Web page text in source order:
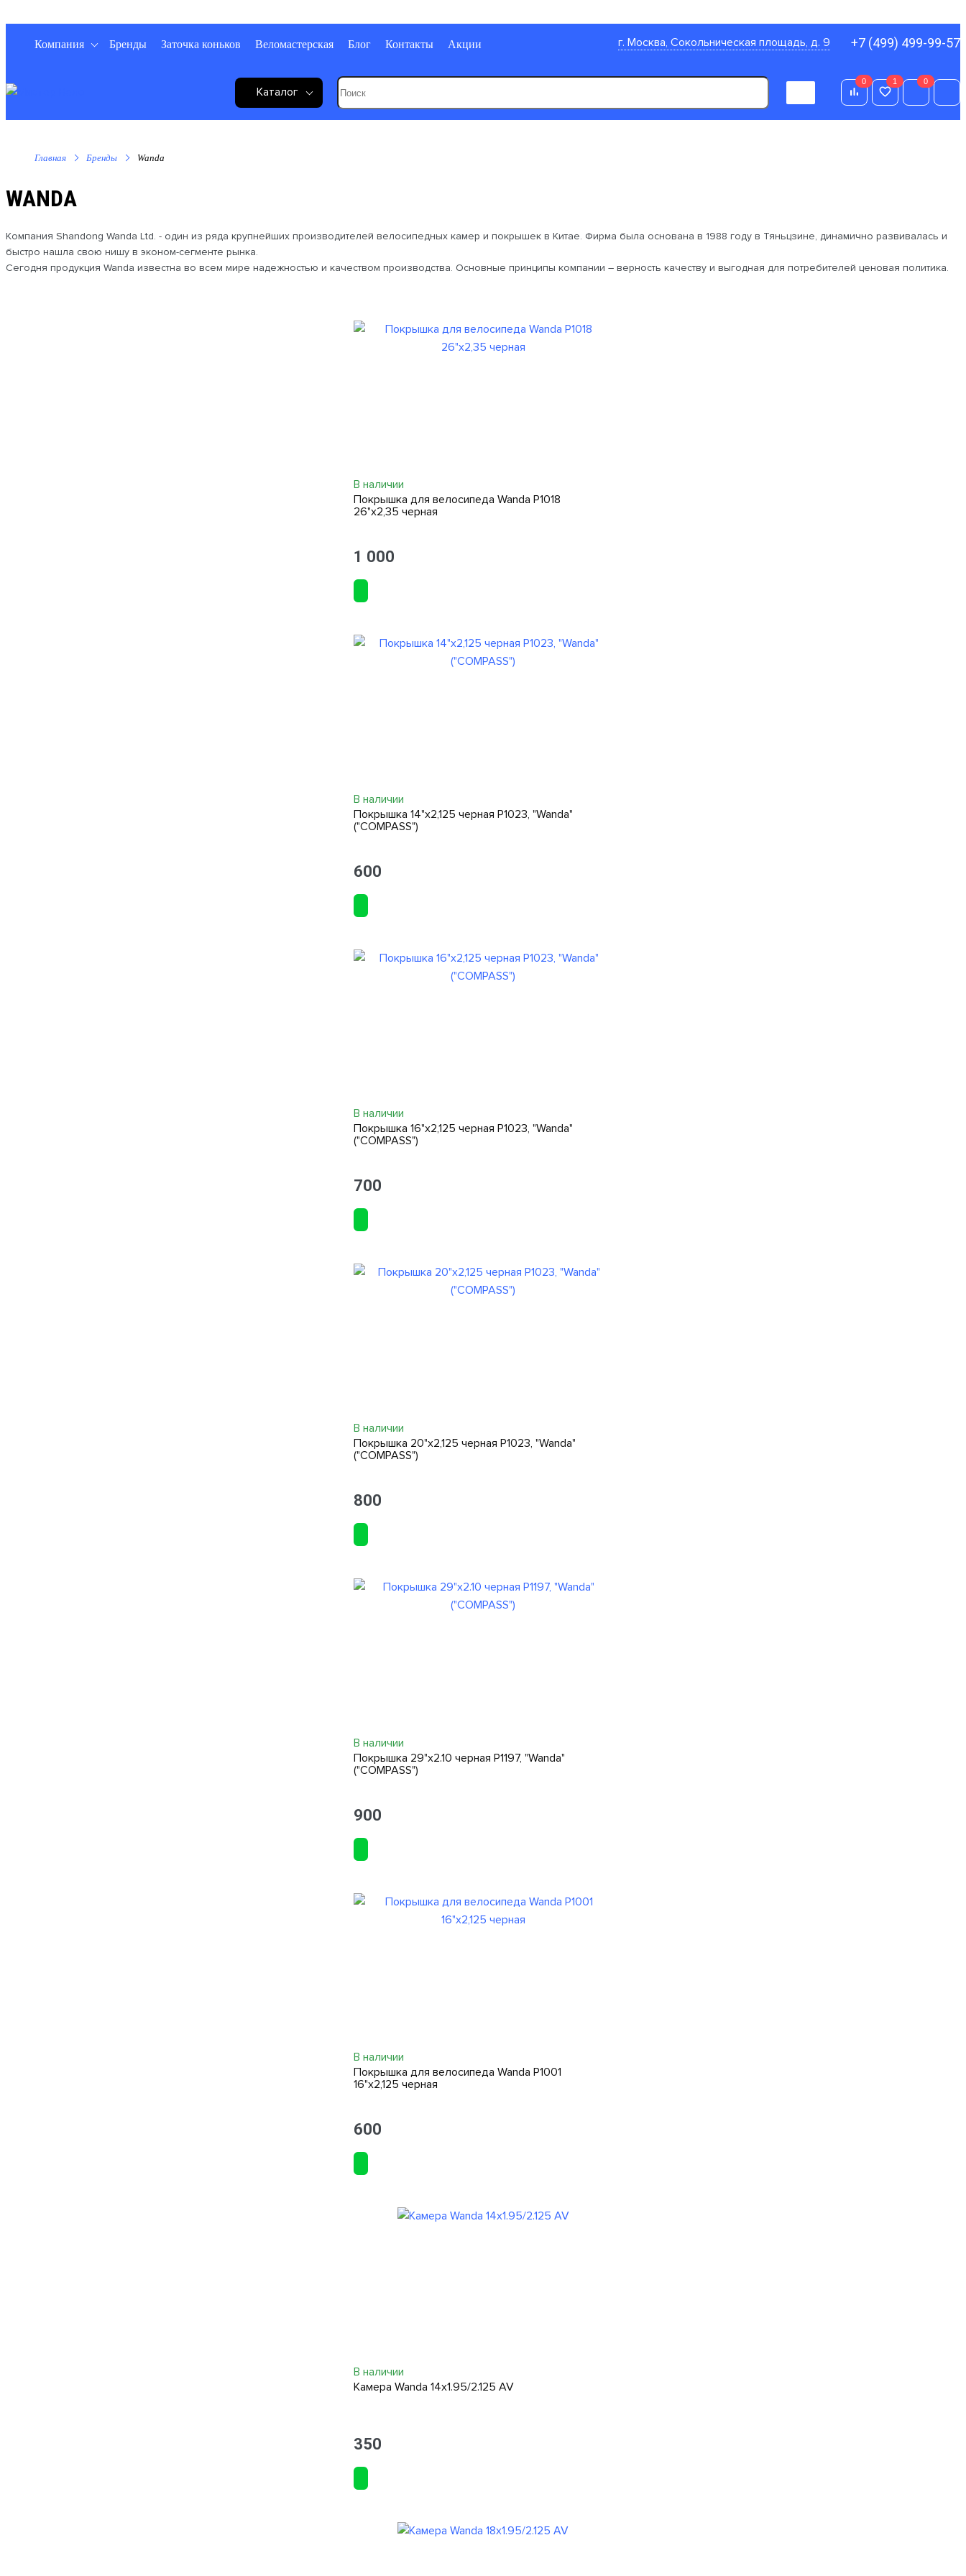
Компания Бренды Заточка коньков Веломастерская Блог Контакты Акции г. Москва, Сокольническая площадь, д. 9 +7 (499) 499-99-57
0 1 0
0
Каталог
Главная Бренды Wanda
WANDA
Компания Shandong Wanda Ltd. - один из ряда крупнейших производителей велосипедных камер и покрышек в Китае. Фирма была основана в 1988 году в Тяньцзине, динамично развивалась и
быстро нашла свою нишу в эконом-сегменте рынка.
Сегодня продукция Wanda известна во всем мире надежностью и качеством производства. Основные принципы компании – верность качеству и выгодная для потребителей ценовая политика.
В наличии
Покрышка для велосипеда Wanda P1018
26"х2,35 черная
1 000
В наличии
Покрышка 14"х2,125 черная P1023, "Wanda"
("COMPASS")
600
В наличии
Покрышка 16"х2,125 черная P1023, "Wanda"
("COMPASS")
700
В наличии
Покрышка 20"х2,125 черная P1023, "Wanda"
("COMPASS")
800
В наличии
Покрышка 29"х2.10 черная Р1197, "Wanda"
("COMPASS")
900
В наличии
Покрышка для велосипеда Wanda P1001
16"х2,125 черная
600
В наличии
Камера Wanda 14x1.95/2.125 AV
350